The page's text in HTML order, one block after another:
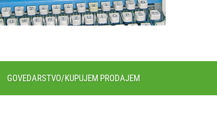
GOVEDARSTVO/KUPUJEM PRODAJEM